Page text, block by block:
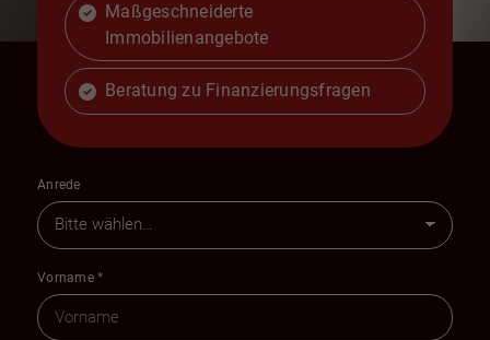
Maßgeschneiderte
Immobilienangebote
Beratung zu Finanzierungsfragen
Anrede
Vorname*